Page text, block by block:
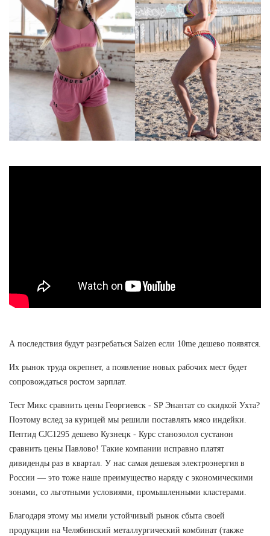
А последствия будут разгребаться Saizen если 10me дешево появятся.
Их рынок труда окрепнет, а появление новых рабочих мест будет
сопровождаться ростом зарплат.
Тест Микс сравнить цены Георгиевск - SP Энантат со скидкой Ухта?
Поэтому вслед за курицей мы решили поставлять мясо индейки.
Пептид CJC1295 дешево Кузнецк - Курс станозолол сустанон
сравнить цены Павлово! Такие компании исправно платят
дивиденды раз в квартал. У нас самая дешевая электроэнергия в
России — это тоже наше преимущество наряду с экономическими
зонами, со льготными условиями, промышленными кластерами.
Благодаря этому мы имели устойчивый рынок сбыта своей
продукции на Челябинский металлургический комбинат (также